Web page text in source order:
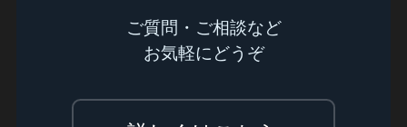
ご質問・ご相談など
お気軽にどうぞ